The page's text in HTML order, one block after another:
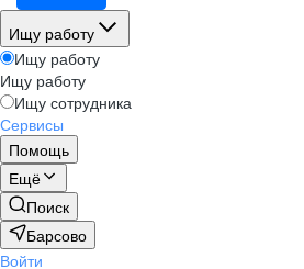
Ищу работу
Ищу работу
Ищу работу
Ищу сотрудника
Сервисы
Помощь
Ещё
Поиск
Барсово
Войти